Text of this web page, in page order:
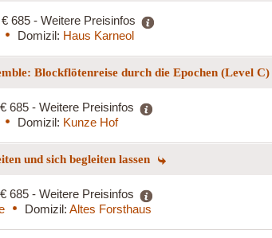
€ 685 - Weitere Preisinfos
Domizil: Haus Karneol
Blockflötenreise durch die Epochen (Level C)
€ 685 - Weitere Preisinfos
Domizil: Kunze Hof
und sich begleiten lassen
€ 685 - Weitere Preisinfos
Domizil: Altes Forsthaus